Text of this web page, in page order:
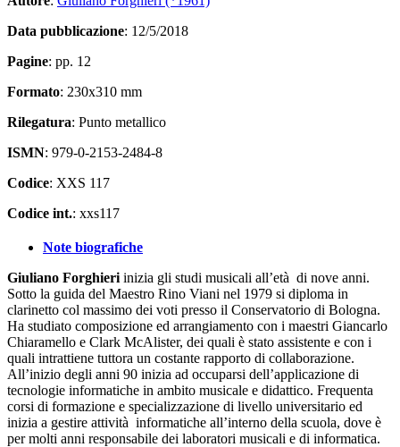
Data pubblicazione: 12/5/2018
Pagine: pp. 12
Formato: 230x310 mm
Rilegatura: Punto metallico
ISMN: 979-0-2153-2484-8
Codice: XXS 117
Codice int.: xxs117
Note biografiche
Giuliano Forghieri inizia gli studi musicali all’età di nove anni.
Sotto la guida del Maestro Rino Viani nel 1979 si diploma in
clarinetto col massimo dei voti presso il Conservatorio di Bologna.
Ha studiato composizione ed arrangiamento con i maestri Giancarlo
Chiaramello e Clark McAlister, dei quali è stato assistente e con i
quali intrattiene tuttora un costante rapporto di collaborazione.
All’inizio degli anni 90 inizia ad occuparsi dell’applicazione di
tecnologie informatiche in ambito musicale e didattico. Frequenta
corsi di formazione e specializzazione di livello universitario ed
inizia a gestire attività informatiche all’interno della scuola, dove è
per molti anni responsabile dei laboratori musicali e di informatica.